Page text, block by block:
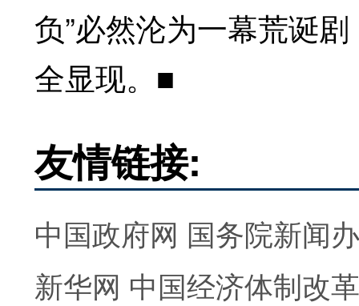
负”必然沦为一幕荒诞
全显现。■
友情链接:
中国政府网 国务院新闻
新华网 中国经济体制改